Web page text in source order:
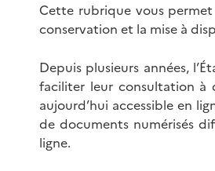
Cette rubrique vous permet
conservation et la mise à
Depuis plusieurs années,
faciliter leur consultation
aujourd’hui accessible en
de documents numérisés
ligne.